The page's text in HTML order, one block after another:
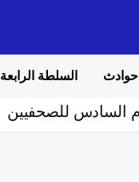
حوادث السلطة الرابعة
السادس للصحفيين